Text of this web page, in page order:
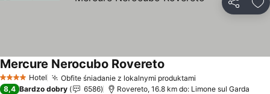
4 KategoriaHotel Obfite śniadanie z lokalnymi produktami
Mercure Nerocubo Rovereto
8,4 Bardzo dobry 6586 Rovereto, 16.8 km do: Limone sul Garda